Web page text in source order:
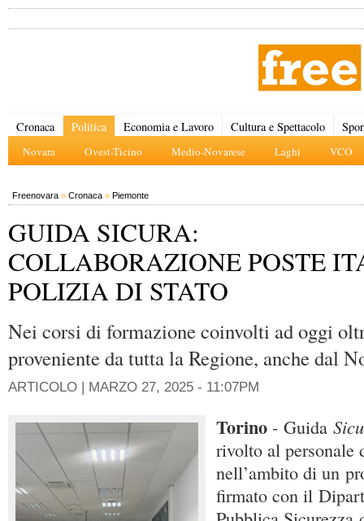
Cronaca Politica
Novara Ovest-Ticino Medio-Novarese Laghi VCO
Economia e Lavoro Cultura e Spettacolo
Freenovara » Cronaca » Piemonte
GUIDA SICURA:
COLLABORAZIONE POSTE
POLIZIA DI STATO
Nei corsi di formazione coinvolti ad oggi
proveniente da tutta la Regione, anche dal
ARTICOLO | MARZO 27, 2025 - 11:07PM
Torino - Guida
rivolto al personale
nell’ambito di un
firmato con il